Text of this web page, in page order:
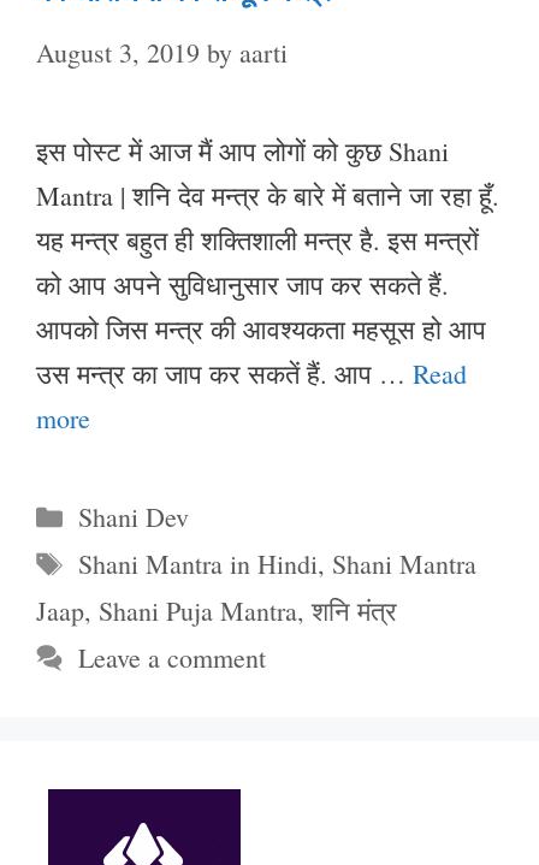
August 3, 2019 by aarti
इस पोस्ट में आज मैं आप लोगों को कुछ Shani
Mantra | शनि देव मन्त्र के बारे में बताने जा रहा हूँ.
यह मन्त्र बहुत ही शक्तिशाली मन्त्र है. इस मन्त्रों
को आप अपने सुविधानुसार जाप कर सकते हैं.
आपको जिस मन्त्र की आवश्यकता महसूस हो आप
उस मन्त्र का जाप कर सकतें हैं. आप … Read
more
Categories
Shani Dev
Tags
Shani Mantra in Hindi, Shani Mantra
Jaap, Shani Puja Mantra,शनि मंत्र
Leave a comment